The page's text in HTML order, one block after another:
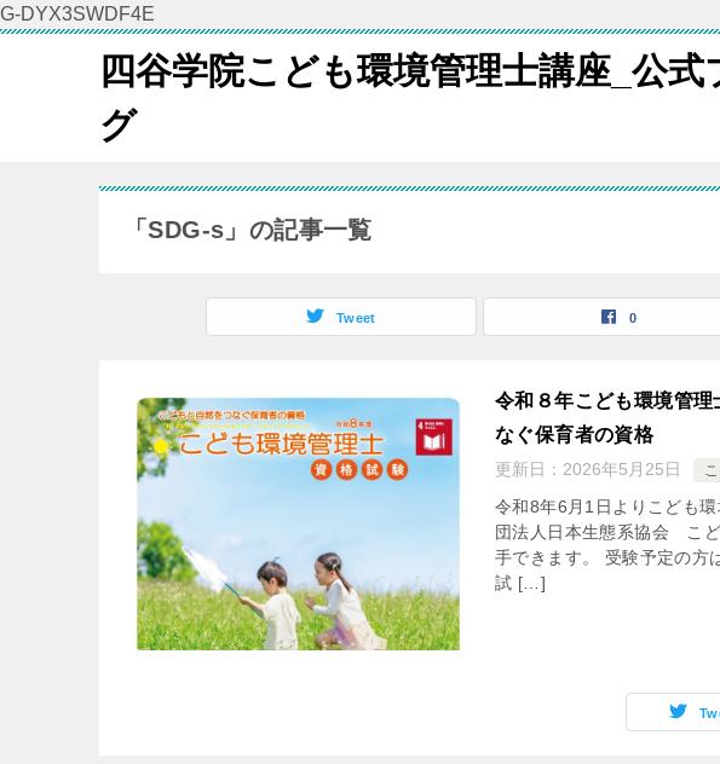
G-DYX3SWDF4E
四谷学院こども環境管理士講座_公式
グ
「SDG-s」の記事一覧
Tweet 0
令和８年こども環境管
なぐ保育者の資格
更新日： 2026年5月25日
令和8年6月1日よりこども
団法人日本生態系協会 こ
手できます。 受験予定の方
試 […]